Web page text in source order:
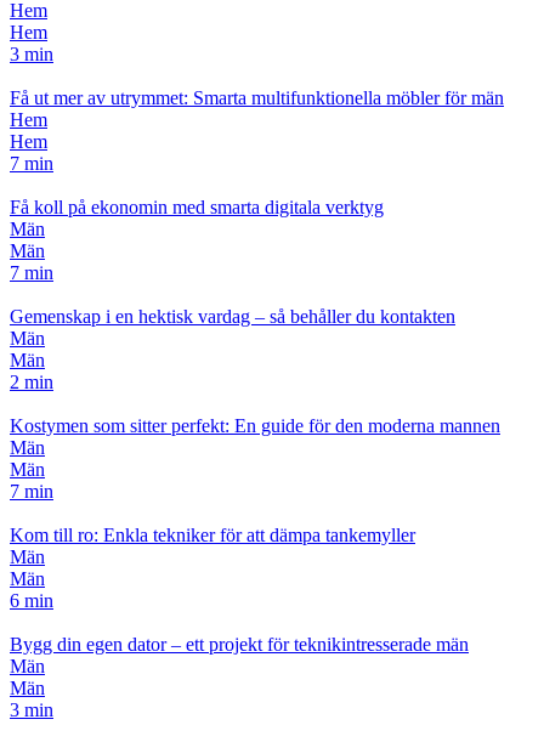
Hem
Hem
3 min
Få ut mer av utrymmet: Smarta multifunktionella möbler för män
Hem
Hem
7 min
Få koll på ekonomin med smarta digitala verktyg
Män
Män
7 min
Gemenskap i en hektisk vardag – så behåller du kontakten
Män
Män
2 min
Kostymen som sitter perfekt: En guide för den moderna mannen
Män
Män
7 min
Kom till ro: Enkla tekniker för att dämpa tankemyller
Män
Män
6 min
Bygg din egen dator – ett projekt för teknikintresserade män
Män
Män
3 min